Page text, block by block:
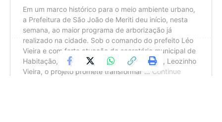
Política, trabalhou em veículos como O Fluminense, O Globo e O
São Gonçalo. Contato: jeffersonlemos@coisasdapolitica.com.br
Deixe um comentário